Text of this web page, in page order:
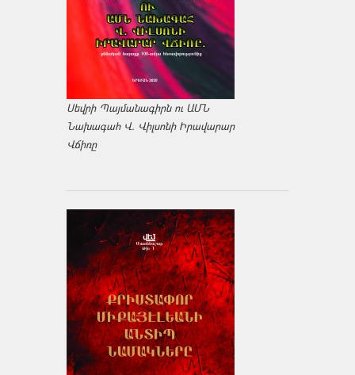
Սեվրի Պայմանագիրն ու ԱՄՆ
Նախագահ Վ. Վիլսոնի Իրավարար
Վճիռը